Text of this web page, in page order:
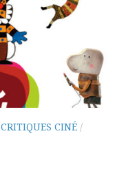
CRITIQUES CINÉ /